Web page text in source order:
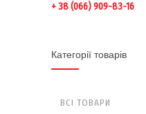
+ 38 (066) 909-83-16
Категорії товарів
ВСІ ТОВАРИ